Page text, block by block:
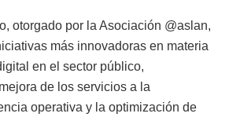
otorgado por la Asociación @aslan,
más innovadoras en materia
en el sector público,
de los servicios a la
operativa y la optimización de